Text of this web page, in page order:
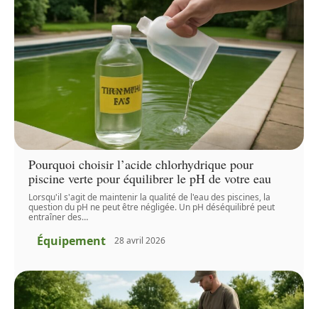
Pourquoi choisir l’acide chlorhydrique pour
piscine verte pour équilibrer le pH de votre eau
Lorsqu'il s'agit de maintenir la qualité de l'eau des piscines, la
question du pH ne peut être négligée. Un pH déséquilibré peut
entraîner des…
Équipement 28 avril 2026